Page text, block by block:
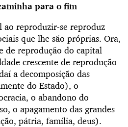
para o fim
ao reproduzir-se reproduz
que lhe são próprias. Ora,
de reprodução do capital
crescente de reprodução
a decomposição das
do Estado), o
o abandono do
o apagamento das grandes
pátria, família, deus).